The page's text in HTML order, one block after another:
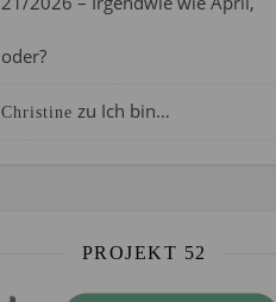
oder?
Christine zu Ich bin…
PROJEKT 52